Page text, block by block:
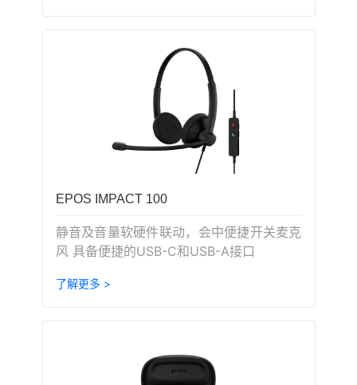
EPOS IMPACT 100
静音及音量软硬件联动，会中便捷开关麦克
风 具备便捷的USB-C和USB-A接口
了解更多 >